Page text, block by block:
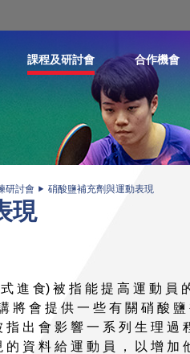
課程及研討會 合作機會
研討會 硝酸鹽補充劑與運動表現
現
進 食) 被 指 能 提 高 運 動 員
將 會 提 供 一 些 有 關 硝 酸
出 會 影 響 一 系 列 生 理 過
資 料 給 運 動 員 ， 以 增 加